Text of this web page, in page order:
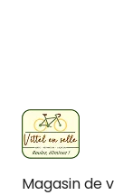
Magasin de